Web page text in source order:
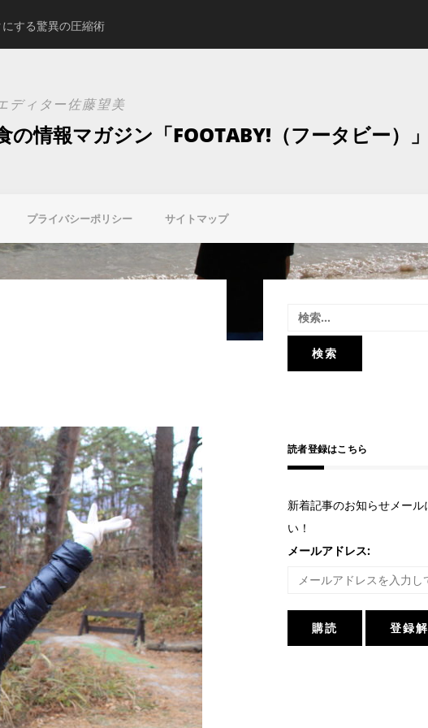
する驚異の圧縮術 スタジオアリスの新ブランド「Studio Moaly（スタ
ディター佐藤望美
の情報マガジン「FOOTABY!（フータビー）」
プライバシーポリシー サイトマップ
索:
読者登録はこちら
新着記事のお知らせメール
い！
メールアドレス: